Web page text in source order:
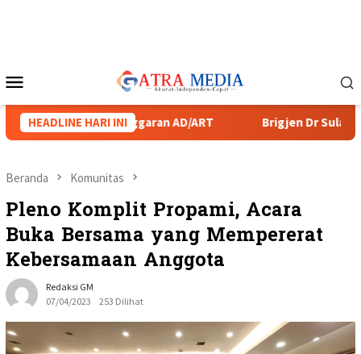
Mobile
HEADLINE HARI INI
Pelanggaran AD/ART Brigjen Dr Sulastiana,
Beranda Komunitas
Pleno Komplit Propami, Acara
Buka Bersama yang Mempererat
Kebersamaan Anggota
Redaksi GM
07/04/2023
253 Dilihat